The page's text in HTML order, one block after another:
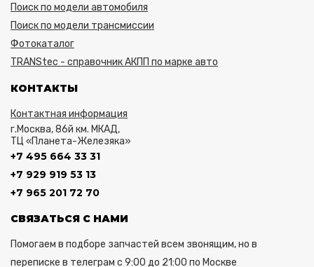
Поиск по модели автомобиля
Поиск по модели трансмиссии
Фотокаталог
TRANStec - справочник АКПП по марке авто
КОНТАКТЫ
Контактная информация
г.Москва, 86й км. МКАД,
ТЦ «Планета-Железяка»
+7 495 664 33 31
+7 929 919 53 13
+7 965 201 72 70
СВЯЗАТЬСЯ С НАМИ
Помогаем в подборе запчастей всем звонящим, но в
переписке в телеграм с 9:00 до 21:00 по Москве